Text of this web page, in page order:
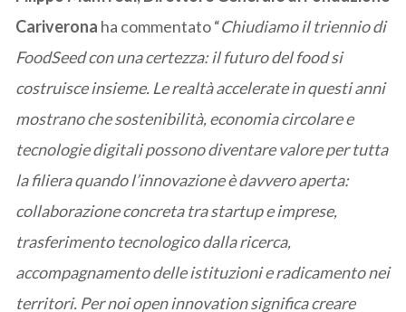
Cariverona ha commentato “Chiudiamo il triennio di
FoodSeed con una certezza: il futuro del food si
costruisce insieme. Le realtà accelerate in questi anni
mostrano che sostenibilità, economia circolare e
tecnologie digitali possono diventare valore per tutta
la filiera quando l’innovazione è davvero aperta:
collaborazione concreta tra startup e imprese,
trasferimento tecnologico dalla ricerca,
accompagnamento delle istituzioni e radicamento nei
territori. Per noi open innovation significa creare